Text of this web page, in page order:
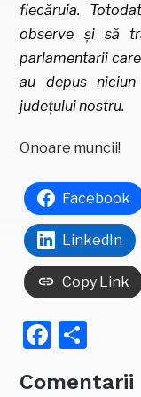
fiecăruia.
observe și să
parlamentarii
au depus niciun
județului nostru.
Onoare muncii!
Facebook
LinkedIn
Copy Link
Comentarii